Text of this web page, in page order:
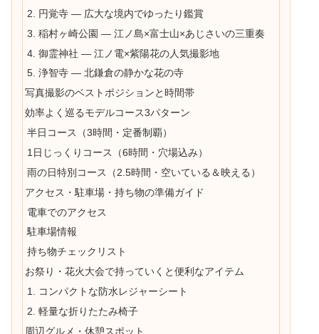
2. 円覚寺 — 広大な境内でゆったり鑑賞
3. 稲村ヶ崎公園 — 江ノ島×富士山×あじさいの三重奏
4. 御霊神社 — 江ノ電×紫陽花の人気撮影地
5. 浄智寺 — 北鎌倉の静かな花の寺
写真撮影のベストポジションと時間帯
効率よく巡るモデルコース3パターン
半日コース（3時間・定番制覇）
1日じっくりコース（6時間・穴場込み）
雨の日特別コース（2.5時間・空いている＆映える）
アクセス・駐車場・持ち物の準備ガイド
電車でのアクセス
駐車場情報
持ち物チェックリスト
お祭り・花火大会で持っていくと便利なアイテム
1. コンパクトな防水レジャーシート
2. 軽量な折りたたみ椅子
周辺グルメ・休憩スポット